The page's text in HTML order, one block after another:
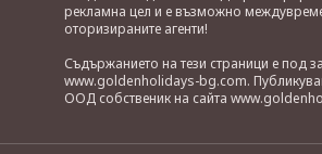
рекламна цел и е възможно
оторизираните агенти!
Съдържанието на тези страници е под
www.goldenholidays-bg.com.
ООД собственик на сайта